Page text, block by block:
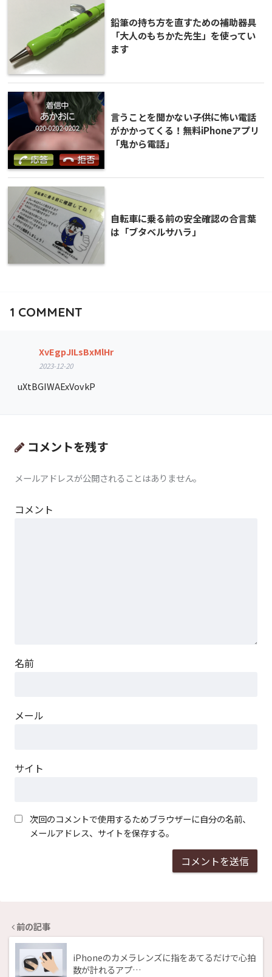
鉛筆の持ち方を直すための補助器具
「大人のもちかた先生」を使ってい
ます
言うことを聞かない子供に怖い電話
がかかってくる！無料iPhoneアプリ
「鬼から電話」
自転車に乗る前の安全確認の合言葉
は「ブタベルサハラ」
1 COMMENT
XvEgpJILsBxMlHr
2023-12-20
uXtBGIWAExVovkP
コメントを残す
メールアドレスが公開されることはありません。
コメント
名前
メール
サイト
次回のコメントで使用するためブラウザーに自分の名前、
メールアドレス、サイトを保存する。
前の記事
iPhoneのカメラレンズに指をあてるだけで心拍
数が計れるアプ…